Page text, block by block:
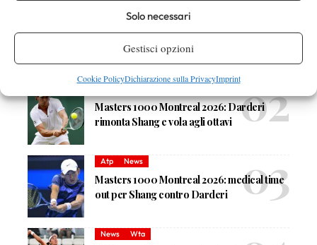
Solo necessari
Gestisci opzioni
Cookie PolicyDichiarazione sulla PrivacyImprint
News
Masters 1000 Montreal 2026: programma,
orario e ordine di gioco venerdì 7 agosto.
Arnaldi apre sul Centrale
Masters 1000 Montreal 2026: Darderi
rimonta Shang e vola agli ottavi
Atp News
Masters 1000 Montreal 2026: medical time
out per Shang contro Darderi
News Wta